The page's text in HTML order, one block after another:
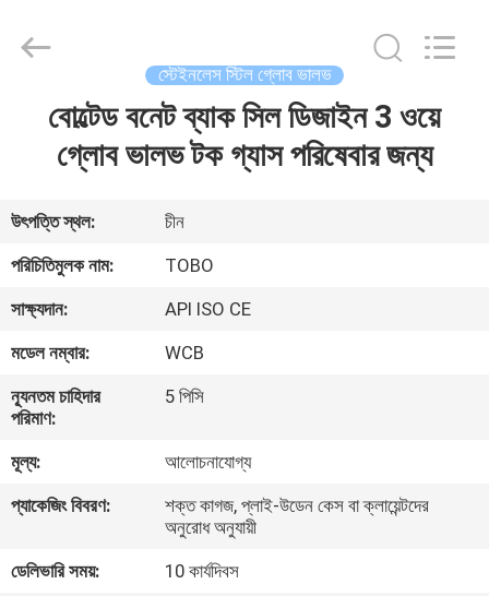
আমাদের
সম্পর্কে
কারখানা
ভ্রমণ
মান
নিয়ন্ত্রণ
যোগাযোগ
GROUP
CHINA.
স্টেইনলেস স্টিল গ্লোব ভালভ
বোল্টেড বনেট ব্যাক সিল ডিজাইন 3 ওয়ে
গ্লোব ভালভ টক গ্যাস পরিষেবার জন্য
উৎপত্তি স্থল:
চীন
পরিচিতিমুলক নাম:
TOBO
সাক্ষ্যদান:
API ISO CE
মডেল নম্বার:
WCB
ন্যূনতম চাহিদার
পরিমাণ:
5 পিসি
মূল্য:
আলোচনাযোগ্য
প্যাকেজিং বিবরণ:
শক্ত কাগজ, প্লাই-উডেন কেস বা ক্লায়েন্টদের
অনুরোধ অনুযায়ী
ডেলিভারি সময়:
10 কার্যদিবস